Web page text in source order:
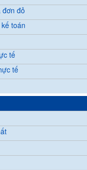
đơn đỏ
toán
tế
tế